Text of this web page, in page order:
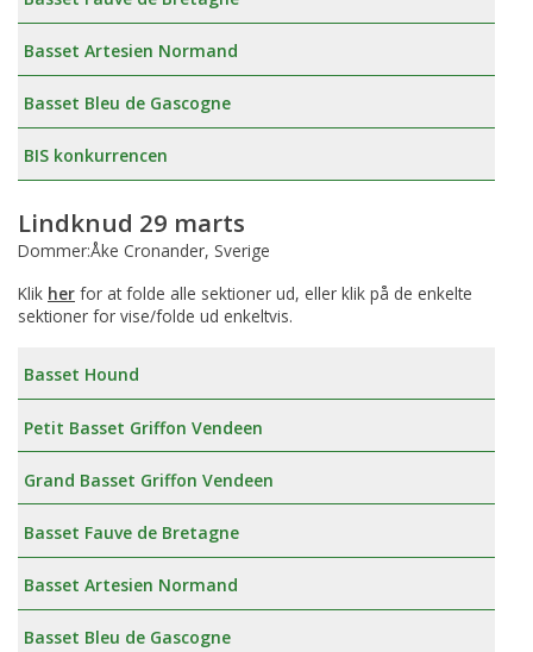
Basset Artesien Normand
Basset Bleu de Gascogne
BIS konkurrencen
Lindknud 29 marts
Dommer:Åke Cronander, Sverige
Klik her for at folde alle sektioner ud, eller klik på de enkelte
sektioner for vise/folde ud enkeltvis.
Basset Hound
Petit Basset Griffon Vendeen
Grand Basset Griffon Vendeen
Basset Fauve de Bretagne
Basset Artesien Normand
Basset Bleu de Gascogne